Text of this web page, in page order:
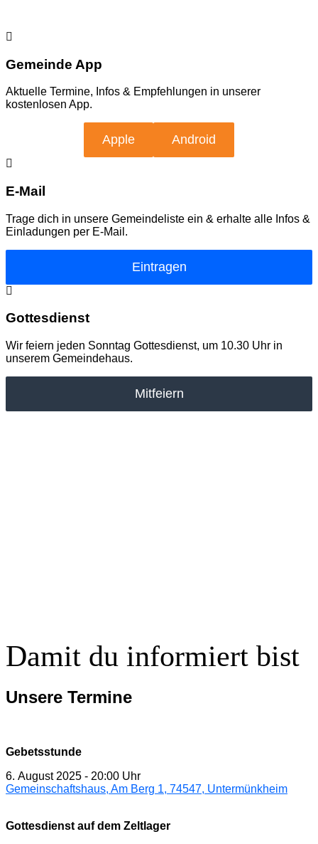
Gemeinde App
Aktuelle Termine, Infos & Empfehlungen in unserer
kostenlosen App.
Apple Android
E-Mail
Trage dich in unsere Gemeindeliste ein & erhalte alle Infos &
Einladungen per E-Mail.
Eintragen
Gottesdienst
Wir feiern jeden Sonntag Gottesdienst, um 10.30 Uhr in
unserem Gemeindehaus.
Mitfeiern
Damit du informiert bist
Unsere Termine
Gebetsstunde
6. August 2025 - 20:00 Uhr
Gemeinschaftshaus, Am Berg 1, 74547, Untermünkheim
Gottesdienst auf dem Zeltlager